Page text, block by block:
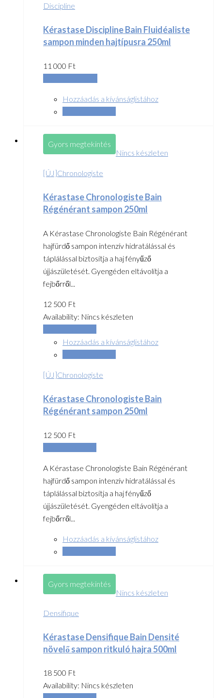
Discipline
Kérastase Discipline Bain Fluidéaliste
sampon minden hajtípusra 250ml
11 000 Ft
Hozzáadás a kívánságlistához
Gyors megtekintés
Nincs készleten
[ÚJ]Chronologiste
Kérastase Chronologiste Bain
Régénérant sampon 250ml
A Kérastase Chronologiste Bain Régénérant
hajfürdő sampon intenzív hidratálással és
táplálással biztosítja a haj fényűző
újjászületését. Gyengéden eltávolítja a
fejbőrről...
12 500 Ft
Availability: Nincs készleten
Hozzáadás a kívánságlistához
[ÚJ]Chronologiste
Kérastase Chronologiste Bain
Régénérant sampon 250ml
12 500 Ft
A Kérastase Chronologiste Bain Régénérant
hajfürdő sampon intenzív hidratálással és
táplálással biztosítja a haj fényűző
újjászületését. Gyengéden eltávolítja a
fejbőrről...
Hozzáadás a kívánságlistához
Gyors megtekintés
Nincs készleten
Densifique
Kérastase Densifique Bain Densité
növelő sampon ritkuló hajra 500ml
18 500 Ft
Availability: Nincs készleten